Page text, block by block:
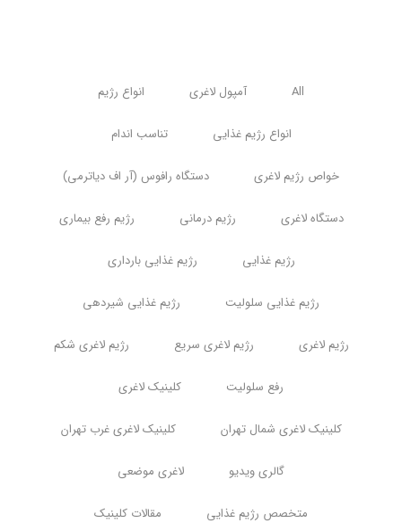
All آمپول لاغری انواع رژیم
انواع رژیم غذایی تناسب اندام
خواص رژیم لاغری دستگاه رافوس (آر اف دیاترمی)
دستگاه لاغری رژیم درمانی رژیم رفع بیماری
رژیم غذایی رژیم غذایی بارداری
رژیم غذایی سلولیت رژیم غذایی شیردهی
رژیم لاغری رژیم لاغری سریع رژیم لاغری شکم
رفع سلولیت کلینیک لاغری
کلینیک لاغری شمال تهران کلینیک لاغری غرب تهران
گالری ویدیو لاغری موضعی
متخصص رژیم غذایی مقالات کلینیک